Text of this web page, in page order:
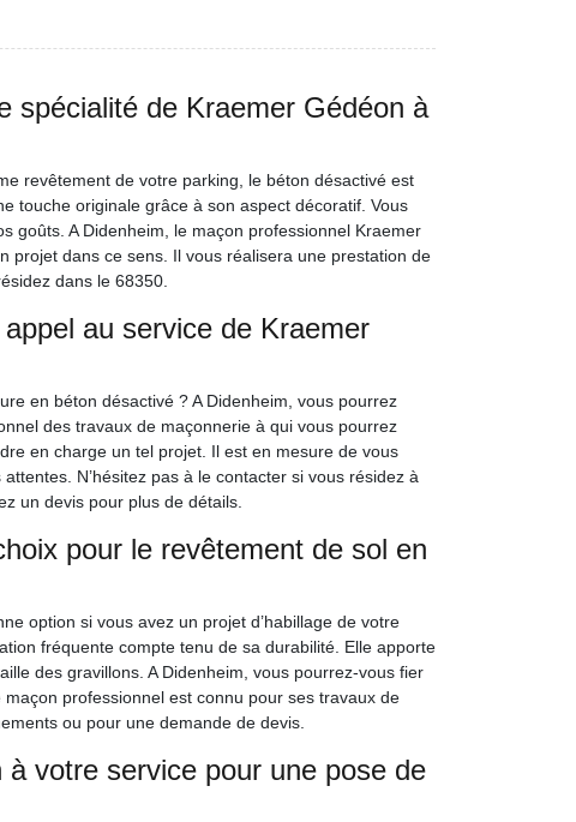
spécialité de Kraemer Gédéon à
revêtement de votre parking, le béton désactivé est
touche originale grâce à son aspect décoratif. Vous
goûts. A Didenheim, le maçon professionnel Kraemer
projet dans ce sens. Il vous réalisera une prestation de
dans le 68350.
au service de Kraemer
en béton désactivé ? A Didenheim, vous pourrez
des travaux de maçonnerie à qui vous pourrez
en charge un tel projet. Il est en mesure de vous
N’hésitez pas à le contacter si vous résidez à
un devis pour plus de détails.
pour le revêtement de sol en
option si vous avez un projet d’habillage de votre
fréquente compte tenu de sa durabilité. Elle apporte
des gravillons. A Didenheim, vous pourrez-vous fier
professionnel est connu pour ses travaux de
ou pour une demande de devis.
à votre service pour une pose de